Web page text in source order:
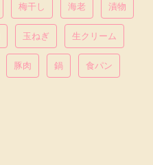
梅干し 海老 漬物
玉ねぎ 生クリーム
豚肉 鍋 食パン